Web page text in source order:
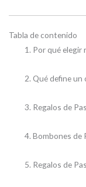
Tabla de contenido
Por qué elegir
Qué define un
Regalos de
Bombones de
Regalos de